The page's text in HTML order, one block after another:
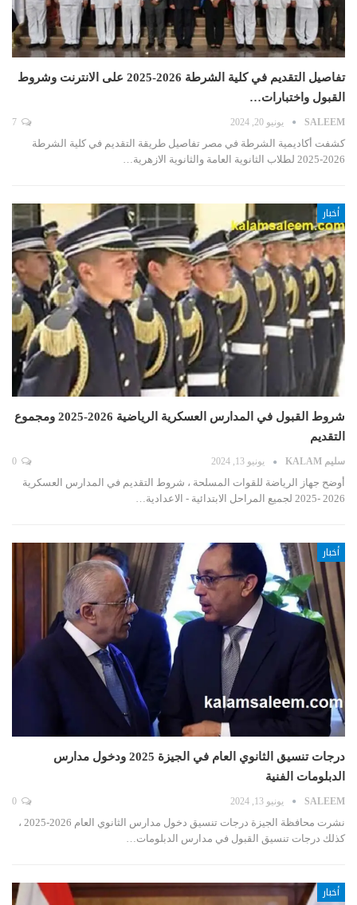
تفاصيل التقديم في كلية الشرطة 2026-2025 على الانترنت وشروط
القبول واختبارات…
SALEEM يونيو 20, 2024
كشفت أكاديمية الشرطة في مصر تفاصيل طريقة التقديم في كلية الشرطة
2026-2025 لطلاب الثانوية العامة والثانوية الازهرية…
أخبار
شروط القبول في المدارس العسكرية الرياضية 2026-2025 ومجموع
التقديم
سليم KALAM يونيو 13, 2024
أوضح جهاز الرياضة للقوات المسلحة ، شروط التقديم في المدارس العسكرية
2026 -2025 لجميع المراحل الابتدائية - الاعدادية…
أخبار
درجات تنسيق الثانوي العام في الجيزة 2025 ودخول مدارس
الدبلومات الفنية
SALEEM يونيو 13, 2024
نشرت محافظة الجيزة درجات تنسيق دخول مدارس الثانوي العام 2026-2025 ،
كذلك درجات تنسيق القبول في مدارس الدبلومات…
أخبار